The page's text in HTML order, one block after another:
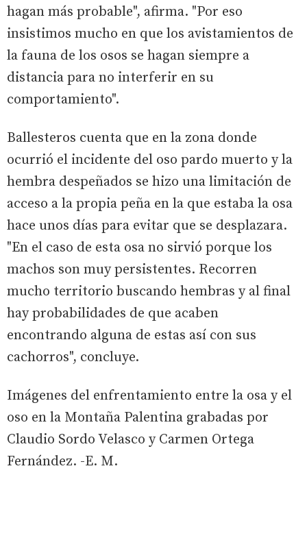
hagan más probable", afirma. "Por eso
insistimos mucho en que los avistamientos de
la fauna de los osos se hagan siempre a
distancia para no interferir en su
comportamiento".
Ballesteros cuenta que en la zona donde
ocurrió el incidente del oso pardo muerto y la
hembra despeñados se hizo una limitación de
acceso a la propia peña en la que estaba la osa
hace unos días para evitar que se desplazara.
"En el caso de esta osa no sirvió porque los
machos son muy persistentes. Recorren
mucho territorio buscando hembras y al final
hay probabilidades de que acaben
encontrando alguna de estas así con sus
cachorros", concluye.
Imágenes del enfrentamiento entre la osa y el
oso en la Montaña Palentina grabadas por
Claudio Sordo Velasco y Carmen Ortega
Fernández. -E. M.